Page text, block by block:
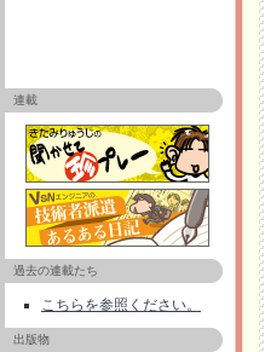
連載
過去の連載たち
こちらを参照ください。
出版物